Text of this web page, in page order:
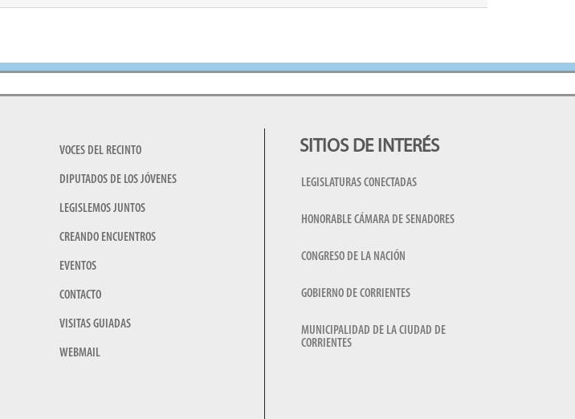
VOCES DEL RECINTO
DIPUTADOS DE LOS JÓVENES
LEGISLEMOS JUNTOS
CREANDO ENCUENTROS
EVENTOS
CONTACTO
VISITAS GUIADAS
WEBMAIL
SITIOS DE INTERÉS
LEGISLATURAS CONECTADAS
HONORABLE CÁMARA DE SENADORES
CONGRESO DE LA NACIÓN
GOBIERNO DE CORRIENTES
MUNICIPALIDAD DE LA CIUDAD DE
CORRIENTES